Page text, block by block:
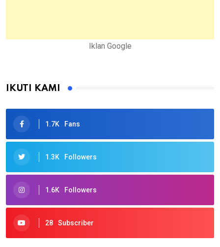
Iklan Google
IKUTI KAMI
1.7K Fans
1.3K Followers
1.6K Followers
28 Subscriber